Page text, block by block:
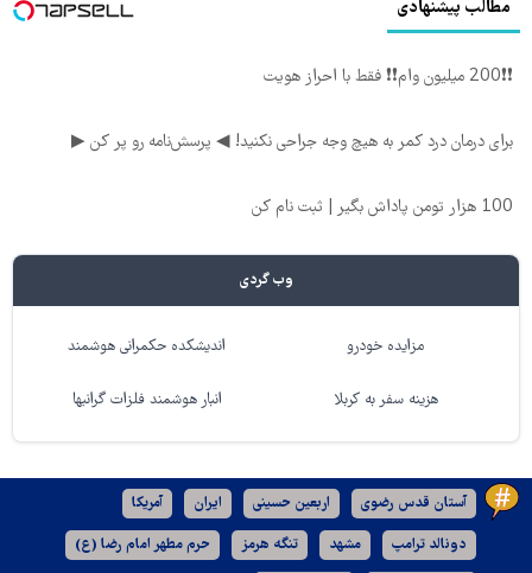
مطالب پیشنهادی
❗❗200 میلیون وام❗❗ فقط با احراز هویت
برای درمان درد کمر به هیچ وجه جراحی نکنید! ◀ پرسش‌نامه رو پر کن ▶
100 هزار تومن پاداش بگیر | ثبت نام کن
وب گردی
مزایده خودرو اندیشکده حکمرانی هوشمند
هزینه سفر به کربلا انبار هوشمند فلزات گرانبها
آستان قدس رضوی اربعین حسینی ایران آمریکا
دونالد ترامپ مشهد تنگه هرمز حرم مطهر امام رضا (ع)